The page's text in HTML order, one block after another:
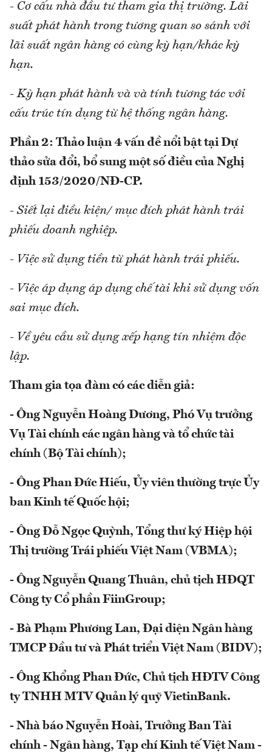
- Cơ cấu nhà đầu tư tham gia thị trường. Lãi
suất phát hành trong tương quan so sánh với
lãi suất ngân hàng có cùng kỳ hạn/khác kỳ
hạn.
- Kỳ hạn phát hành và và tính tương tác với
cấu trúc tín dụng từ hệ thống ngân hàng.
Phần 2: Thảo luận 4 vấn đề nổi bật tại Dự
thảo sửa đổi, bổ sung một số điều của Nghị
định 153/2020/NĐ-CP.
- Siết lại điều kiện/ mục đích phát hành trái
phiếu doanh nghiệp.
- Việc sử dụng tiền từ phát hành trái phiếu.
- Việc áp dụng áp dụng chế tài khi sử dụng vốn
sai mục đích.
- Về yêu cầu sử dụng xếp hạng tín nhiệm độc
lập.
Tham gia tọa đàm có các diễn giả:
- Ông Nguyễn Hoàng Dương, Phó Vụ trưởng
Vụ Tài chính các ngân hàng và tổ chức tài
chính (Bộ Tài chính);
- Ông Phan Đức Hiếu, Ủy viên thường trực Ủy
ban Kinh tế Quốc hội;
- Ông Đỗ Ngọc Quỳnh, Tổng thư ký Hiệp hội
Thị trường Trái phiếu Việt Nam (VBMA);
- Ông Nguyễn Quang Thuân, chủ tịch HĐQT
Công ty Cổ phần FiinGroup;
- Bà Phạm Phương Lan, Đại diện Ngân hàng
TMCP Đầu tư và Phát triển Việt Nam (BIDV);
- Ông Khổng Phan Đức, Chủ tịch HĐTV Công
ty TNHH MTV Quản lý quỹ VietinBank.
- Nhà báo Nguyễn Hoài, Trưởng Ban Tài
chính - Ngân hàng, Tạp chí Kinh tế Việt Nam -